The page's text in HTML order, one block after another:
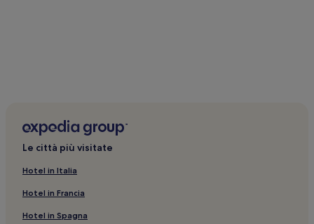
Le città più visitate
Hotel in Italia
Hotel in Francia
Hotel in Spagna